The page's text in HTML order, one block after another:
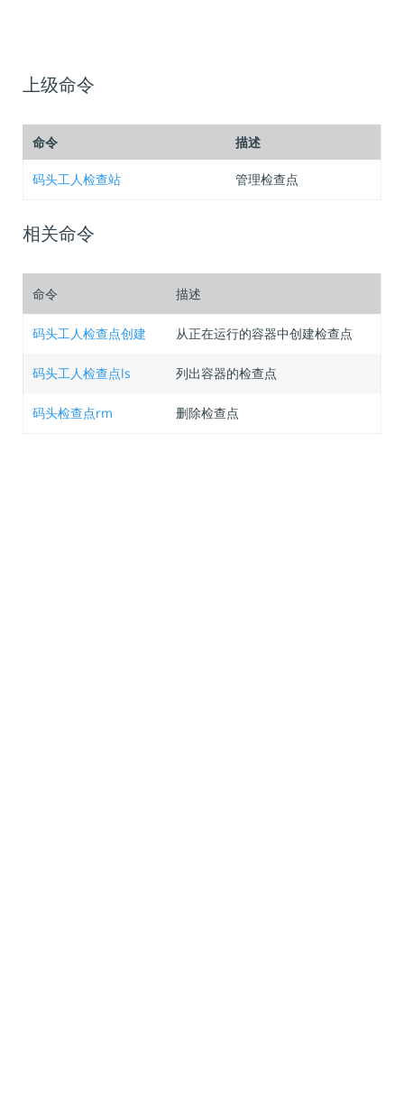
上级命令
命令 描述
码头工人检查站 管理检查点
相关命令
命令 描述
码头工人检查点创建 从正在运行的容器中创建检查点
码头工人检查点ls 列出容器的检查点
码头检查点rm 删除检查点